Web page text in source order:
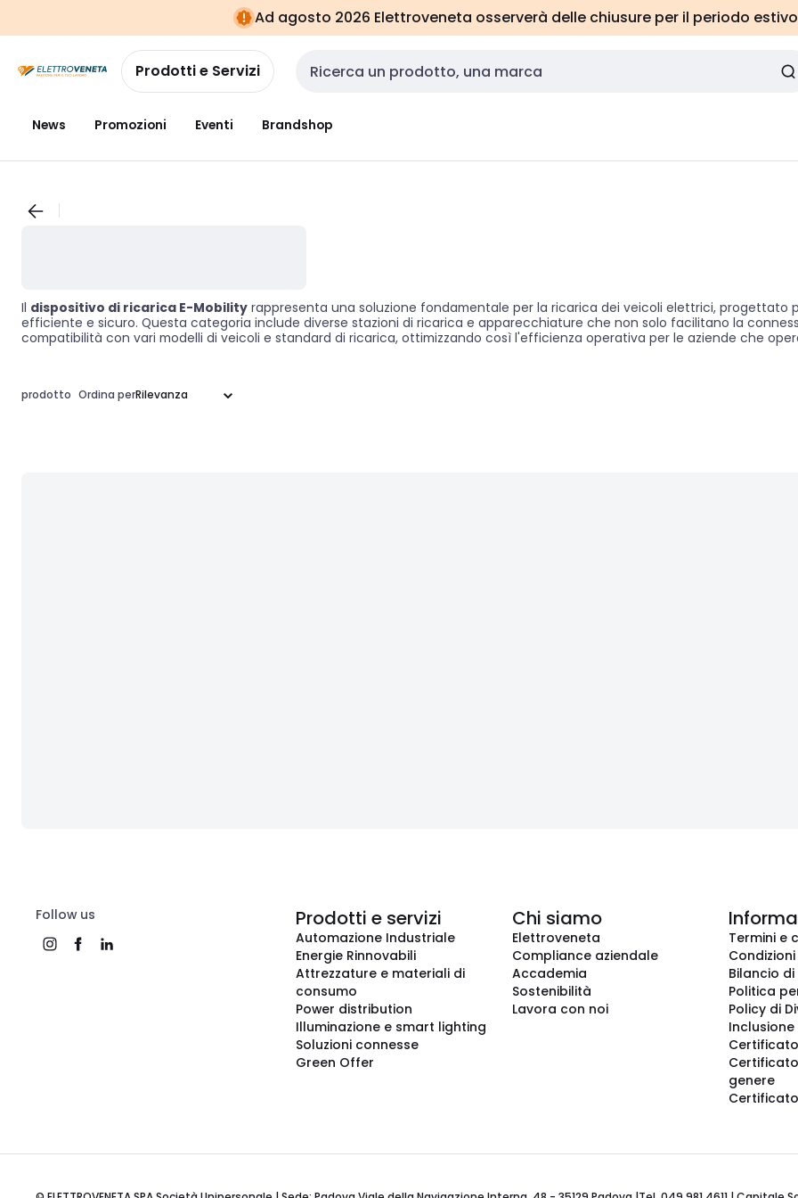
navigazionealla
pagina
Ad agosto 2026 Elettroveneta osserverà delle chiusure per il periodo
Prodotti e Servizi Cerca input
News Promozioni Eventi Brandshop
Il dispositivo di ricarica E-Mobility rappresenta una soluzione fondamentale per la ricarica dei veicoli elettrici,
efficiente e sicuro. Questa categoria include diverse stazioni di ricarica e apparecchiature che non solo facilitano la
compatibilità con vari modelli di veicoli e standard di ricarica, ottimizzando così l'efficienza operativa per le aziende che
prodotto Ordina per
Follow us Prodotti e servizi
Automazione Industriale
Energie Rinnovabili
Attrezzature e materiali di
consumo
Power distribution
Illuminazione e smart lighting
Soluzioni connesse
Green Offer
Chi siamo
Elettroveneta
Compliance aziendale
Accademia
Sostenibilità
Lavora con noi
Termini e
Bilancio
Politica
Policy di
Inclusione
genere
Certificato